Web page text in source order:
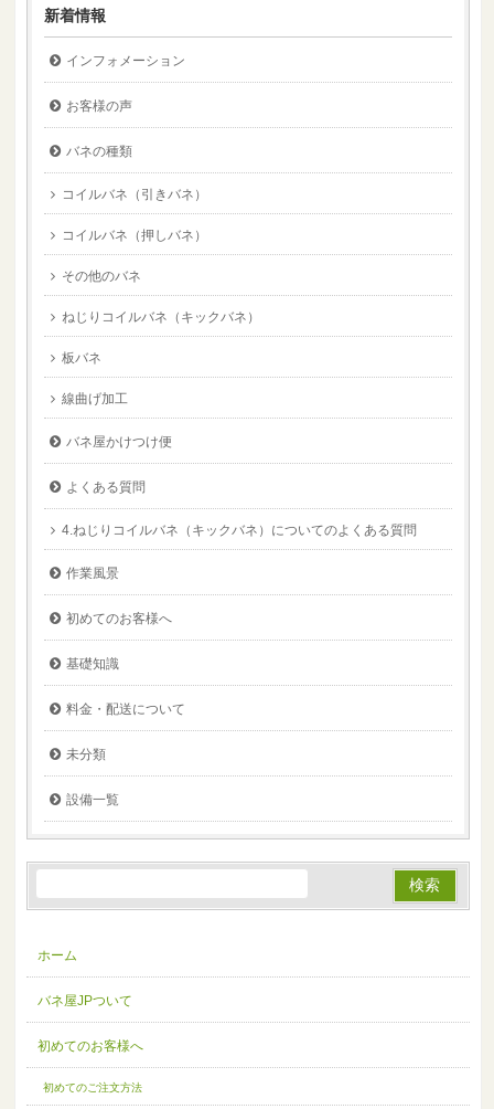
新着情報
インフォメーション
お客様の声
バネの種類
コイルバネ（引きバネ）
コイルバネ（押しバネ）
その他のバネ
ねじりコイルバネ（キックバネ）
板バネ
線曲げ加工
バネ屋かけつけ便
よくある質問
4.ねじりコイルバネ（キックバネ）についてのよくある質問
作業風景
初めてのお客様へ
基礎知識
料金・配送について
未分類
設備一覧
ホーム
バネ屋JPついて
初めてのお客様へ
初めてのご注文方法